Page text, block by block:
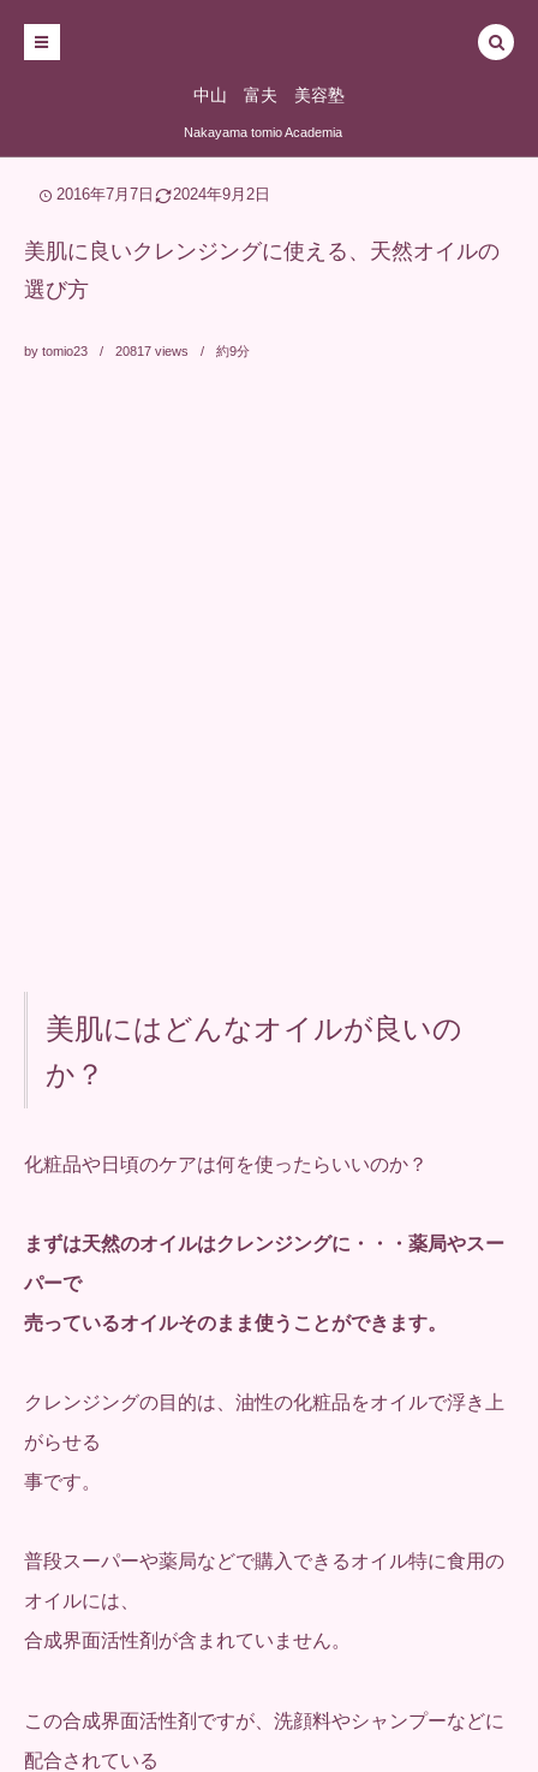
中山 富夫 美容塾
Nakayama tomio Academia
2016年7月7日 2024年9月2日
美肌に良いクレンジングに使える、天然オイルの
選び方
by tomio23 20817 views 約9分
美肌にはどんなオイルが良いの
か？
化粧品や日頃のケアは何を使ったらいいのか？
まずは天然のオイルはクレンジングに・・・薬局やスー
パーで
売っているオイルそのまま使うことができます。
クレンジングの目的は、油性の化粧品をオイルで浮き上
がらせる
事です。
普段スーパーや薬局などで購入できるオイル特に食用の
オイルには、
合成界面活性剤が含まれていません。
この合成界面活性剤ですが、洗顔料やシャンプーなどに
配合されている